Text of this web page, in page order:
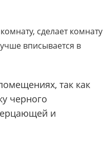
сделает комнату
вписывается в
так как
черного
и